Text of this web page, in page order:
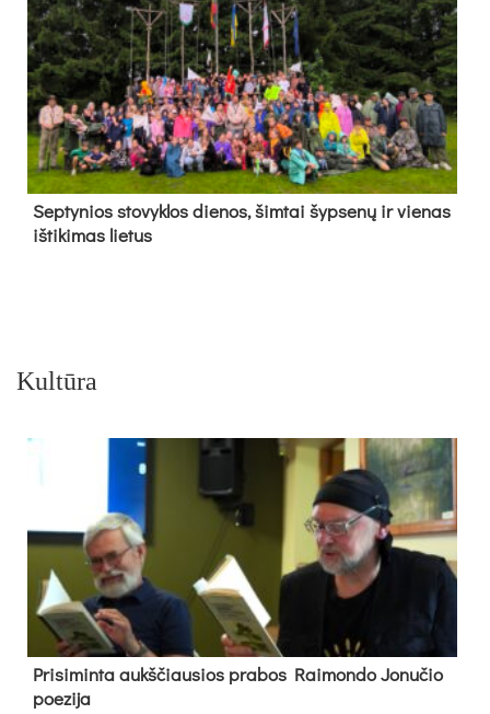
Sep­ty­nios sto­vyk­los die­nos, šim­tai šyp­se­nų ir vie­nas
iš­ti­ki­mas lie­tus
Kultūra
Pri­si­min­ta aukš­čiau­sios pra­bos Rai­mon­do Jo­nu­čio
poe­zi­ja